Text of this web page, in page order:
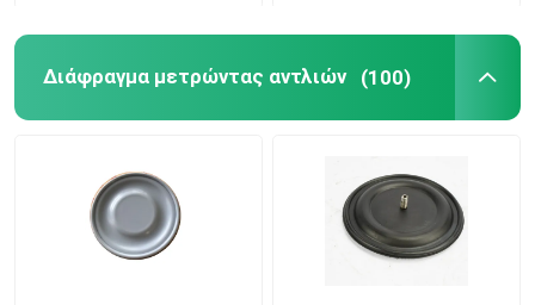
Διάφραγμα μετρώντας αντλιών (100)